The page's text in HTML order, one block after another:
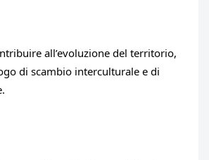
all’evoluzione del territorio,
di scambio interculturale e di